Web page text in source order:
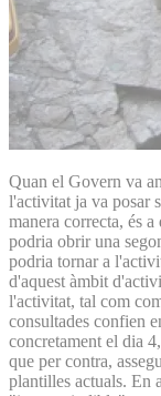
Quan el Govern va
l'activitat ja va posar
manera correcta, és
podria obrir una
podria tornar a
d'aquest àmbit
l'activitat, tal com
consultades confien
concretament el dia
que per contra,
plantilles actuals. En